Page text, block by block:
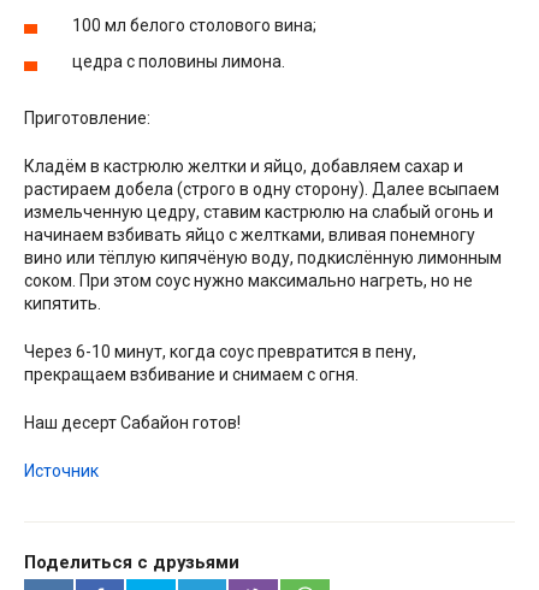
100 мл белого столового вина;
цедра с половины лимона.
Приготовление:
Кладём в кастрюлю желтки и яйцо, добавляем сахар и
растираем добела (строго в одну сторону). Далее всыпаем
измельченную цедру, ставим кастрюлю на слабый огонь и
начинаем взбивать яйцо с желтками, вливая понемногу
вино или тёплую кипячёную воду, подкислённую лимонным
соком. При этом соус нужно максимально нагреть, но не
кипятить.
Через 6-10 минут, когда соус превратится в пену,
прекращаем взбивание и снимаем с огня.
Наш десерт Сабайон готов!
Источник
Поделиться с друзьями